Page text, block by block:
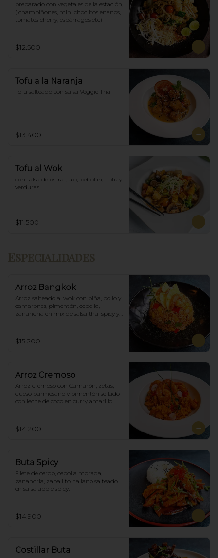
preparado con vegetales de la estación,
( champiñones, mini choclitos enanos,
tomates cherry, espárragos etc)
$12.500
Tofu a la Naranja
Tofu salteado con salsa Veggie Thai
$13.400
Tofu al Wok
con salsa de ostras, ajo,  cebollin,  tofu y
verduras.
$11.500
Arroz Bangkok
Arroz salteado al wok con piña, pollo y
camarones, pimentón, cebolla,
zanahoria en mix de salsa thai spicy y
$15.200
Arroz Cremoso
Arroz cremoso con Camarón, zetas,
queso parmesano y pimentón sellado
con leche de coco en curry amarillo.
$14.200
Buta Spicy
Filete de cerdo, cebolla morada,
zanahoria, zapallito italiano salteado
en salsa apple spicy.
$14.900
Costillar Buta